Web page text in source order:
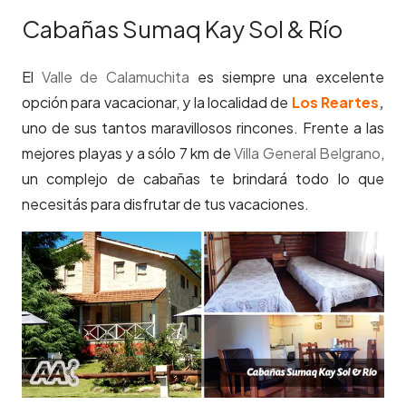
Cabañas Sumaq Kay Sol & Río
El Valle de Calamuchita es siempre una excelente
opción para vacacionar, y la localidad de Los Reartes,
uno de sus tantos maravillosos rincones. Frente a las
mejores playas y a sólo 7 km deVilla General Belgrano,
un complejo de cabañas te brindará todo lo que
necesitás para disfrutar de tus vacaciones.